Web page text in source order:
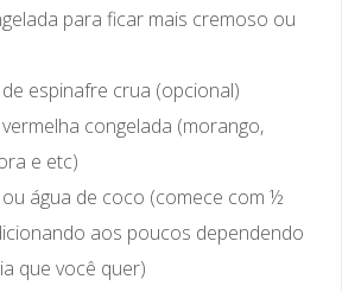
para ficar mais cremoso ou
espinafre crua (opcional)
congelada (morango,
e etc)
água de coco (comece com ½
aos poucos dependendo
que você quer)